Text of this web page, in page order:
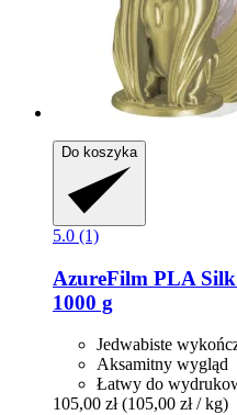
Do koszyka
5.0 (1)
AzureFilm PLA
1000 g
Jedwabiste
Aksamitny wygląd
Łatwy do
105,00 zł (105,00 zł / kg)